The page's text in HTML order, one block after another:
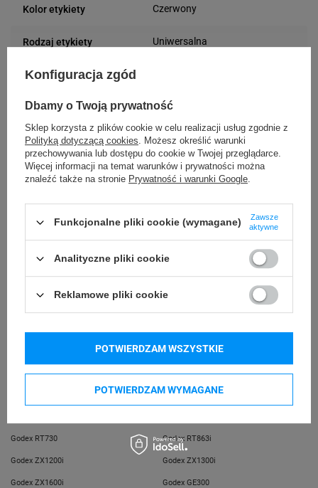
Kolor etykiety Czerwony
Rodzaj etykiety Uniwersalna
Szerokość etykiety
Długość etykiety 40 mm
Możliwość
odklejenia
Trudne
Podmiot
Specmark
43-400 Cieszyn (Polska)
telefon: 730811399
e-mail: gspr@ptmb.pl
Osoby
odpowiedzialne
Bielska 210
43-400 Cieszyn (Polska)
telefon: 730811399
e-mail: gspr@ptmb.pl
Kompatybilne urządzenia
Godex RT730 Godex RT863i
Godex ZX1200i Godex ZX1300i
Godex ZX1600i Godex GE300
Konfiguracja zgód
Dbamy o Twoją prywatność
Sklep korzysta z plików cookie w celu realizacji usług zgodnie z
Polityką dotyczącą cookies. Możesz określić warunki
przechowywania lub dostępu do cookie w Twojej przeglądarce.
Więcej informacji na temat warunków i prywatności można
znaleźć także na stronie Prywatność i warunki Google.
Funkcjonalne pliki cookie (wymagane)
Zawsze
aktywne
Analityczne pliki cookie
Reklamowe pliki cookie
POTWIERDZAM WYMAGANE
POTWIERDZAM WSZYSTKIE